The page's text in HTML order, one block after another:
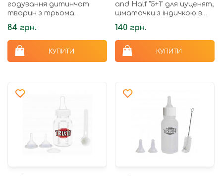
годування дитинчат
тварин з трьома
насадками пластик 10 мл
84 грн.
КУПИТИ
and Half "5+1" для цуценят,
шматочки з індичкою в
соусі, паучі, 6 шт*100 г
140 грн.
КУПИТИ